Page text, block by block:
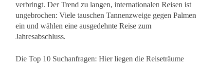
verbringt. Der Trend zu langen, internationalen Reisen ist
ungebrochen: Viele tauschen Tannenzweige gegen Palmen
ein und wählen eine ausgedehnte Reise zum
Jahresabschluss.
Die Top 10 Suchanfragen: Hier liegen die Reiseträume